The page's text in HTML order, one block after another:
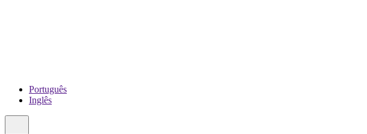
Português
Inglês